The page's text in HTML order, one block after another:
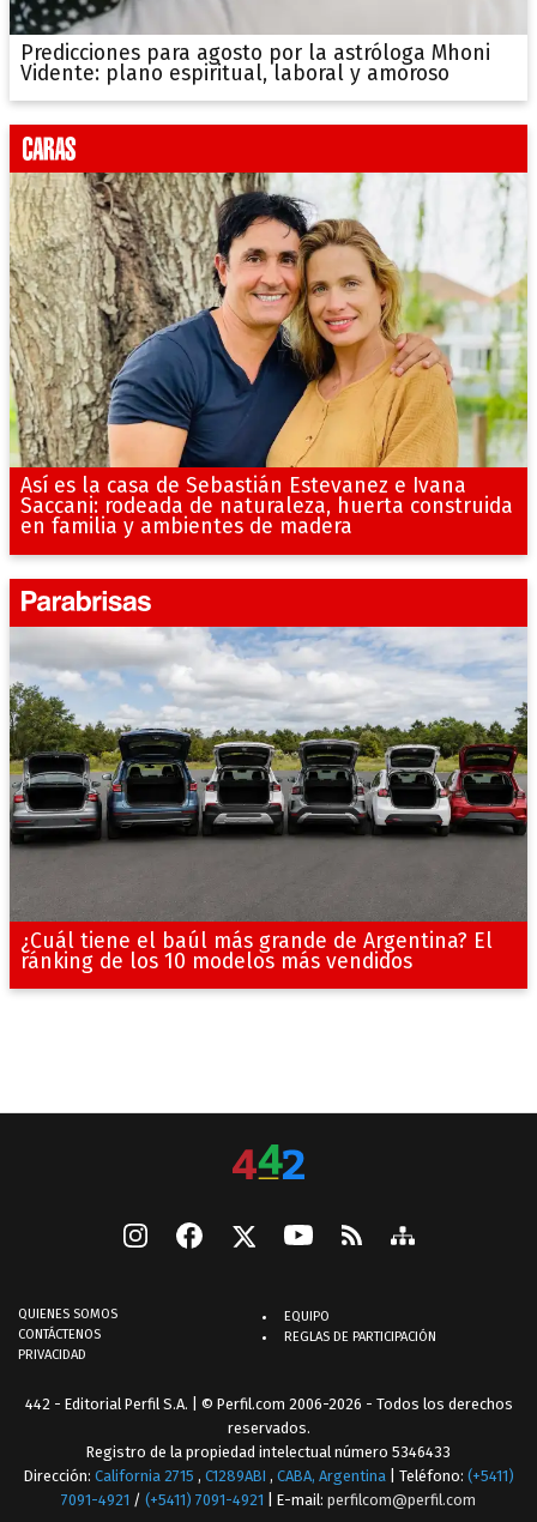
Predicciones para agosto por la astróloga Mhoni
Vidente: plano espiritual, laboral y amoroso
Así es la casa de Sebastián Estevanez e Ivana
Saccani: rodeada de naturaleza, huerta construida
en familia y ambientes de madera
¿Cuál tiene el baúl más grande de Argentina? El
ránking de los 10 modelos más vendidos
QUIENES SOMOS
CONTÁCTENOS
PRIVACIDAD
EQUIPO
REGLAS DE PARTICIPACIÓN
442 - Editorial Perfil S.A. | © Perfil.com 2006-2026 - Todos los derechos
reservados.
Registro de la propiedad intelectual número 5346433
Dirección: California 2715 , C1289ABI , CABA, Argentina | Teléfono: (+5411)
7091-4921 / (+5411) 7091-4921 | E-mail: perfilcom@perfil.com